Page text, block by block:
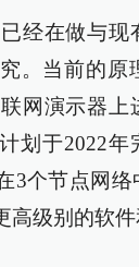
经在做与现
。当前的原
网演示器上
划于2022年
3个节点网络
级别的软件